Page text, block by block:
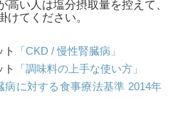
高い人は塩分摂取量を控えて、
けてください。
ト
「CKD / 慢性腎臓病」
ト
「調味料の上手な使い方」
病に対する食事療法基準 2014年